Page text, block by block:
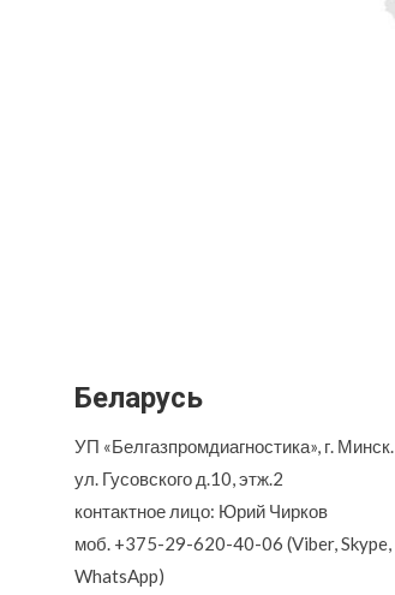
Беларусь
УП «Белгазпромдиагностика», г. Минск.
ул. Гусовского д.10, этж.2
контактное лицо: Юрий Чирков
моб. +375-29-620-40-06 (Viber, Skype,
WhatsApp)